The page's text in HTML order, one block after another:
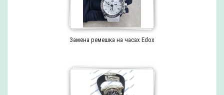
Замена ремешка на часах Edox